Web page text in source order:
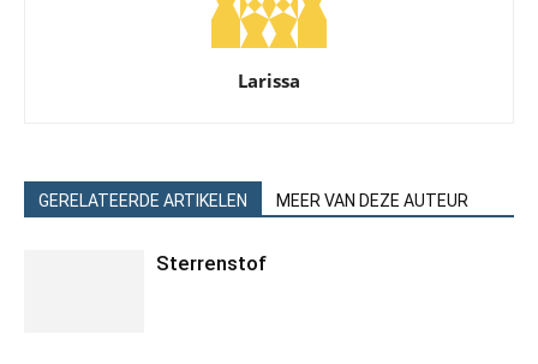
Larissa
GERELATEERDE ARTIKELEN MEER VAN DEZE AUTEUR
Sterrenstof